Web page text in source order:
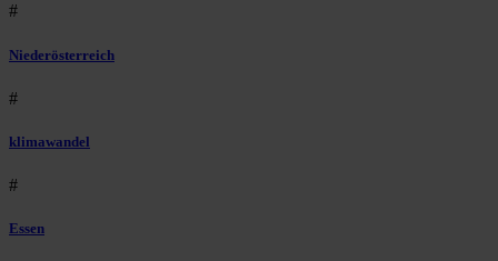
#
Niederösterreich
#
klimawandel
#
Essen